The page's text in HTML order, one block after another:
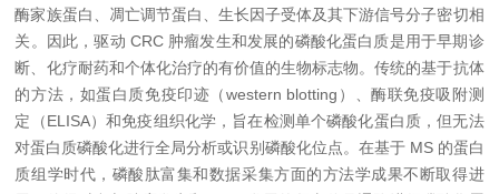
酶家族蛋白、凋亡调节蛋白、生长因子受体及其下游信号分子密切相
关。因此，驱动 CRC 肿瘤发生和发展的磷酸化蛋白质是用于早期诊
断、化疗耐药和个体化治疗的有价值的生物标志物。传统的基于抗体
的方法，如蛋白质免疫印迹（western blotting）、酶联免疫吸附测
定（ELISA）和免疫组织化学，旨在检测单个磷酸化蛋白质，但无法
对蛋白质磷酸化进行全局分析或识别磷酸化位点。在基于 MS 的蛋白
质组学时代，磷酸肽富集和数据采集方面的方法学成果不断取得进